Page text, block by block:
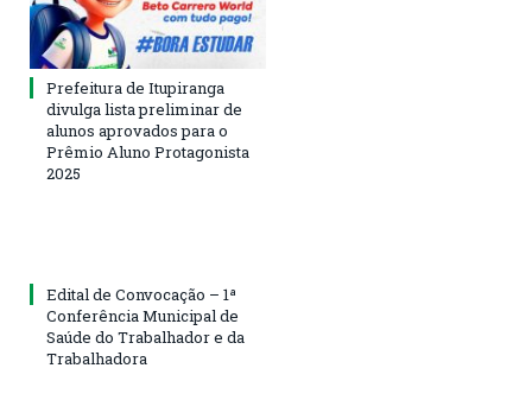
Prefeitura de Itupiranga
divulga lista preliminar de
alunos aprovados para o
Prêmio Aluno Protagonista
2025
Edital de Convocação – 1ª
Conferência Municipal de
Saúde do Trabalhador e da
Trabalhadora